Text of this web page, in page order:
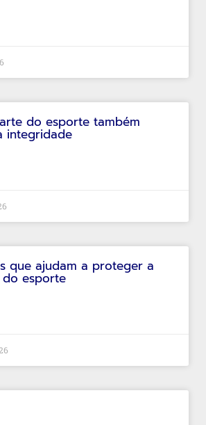
do esporte também
integridade
que ajudam a proteger a
esporte